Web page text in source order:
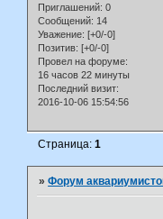
Приглашений: 0
Сообщений: 14
Уважение: [+0/-0]
Позитив: [+0/-0]
Провел на форуме:
16 часов 22 минуты
Последний визит:
2016-10-06 15:54:56
Страница:1
»Форум